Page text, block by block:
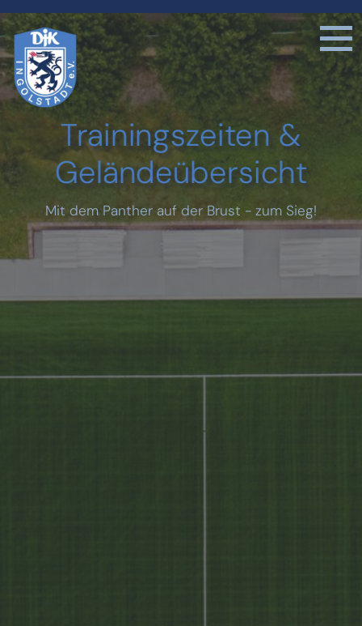
Trainingszeiten &
Geländeübersicht
Mit dem Panther auf der Brust - zum Sieg!